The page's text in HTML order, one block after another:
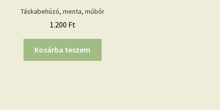
Táskabehúzó, menta, műbőr
1.200 Ft
Kosárba teszem